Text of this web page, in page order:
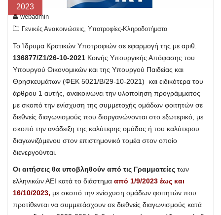
2023
webadmin
Γενικές Ανακοινώσεις Υποτροφίες-Κληροδοτήματα
Το Ίδρυμα Κρατικών Υποτροφιών σε εφαρμογή της με αριθ.
136877/Ζ1/26-10-2021 Κοινής Υπουργικής Απόφασης του
Υπουργού Οικονομικών και της Υπουργού Παιδείας και
Θρησκευμάτων (ΦΕΚ 5021/Β/29-10-2021) και ειδικότερα του
άρθρου 1 αυτής, ανακοινώνει την υλοποίηση προγράμματος
με σκοπό την ενίσχυση της συμμετοχής ομάδων φοιτητών σε
διεθνείς διαγωνισμούς που διοργανώνονται στο εξωτερικό, με
σκοπό την ανάδειξη της καλύτερης ομάδας ή του καλύτερου
διαγωνιζόμενου στον επιστημονικό τομέα στον οποίο
διενεργούνται.
Οι αιτήσεις θα υποβληθούν από τις Γραμματείες των
ελληνικών ΑΕΙ κατά το διάστημα από 1/9/2023 έως και
16/10/2023, με σκοπό την ενίσχυση ομάδων φοιτητών που
προτίθενται να συμμετάσχουν σε διεθνείς διαγωνισμούς κατά